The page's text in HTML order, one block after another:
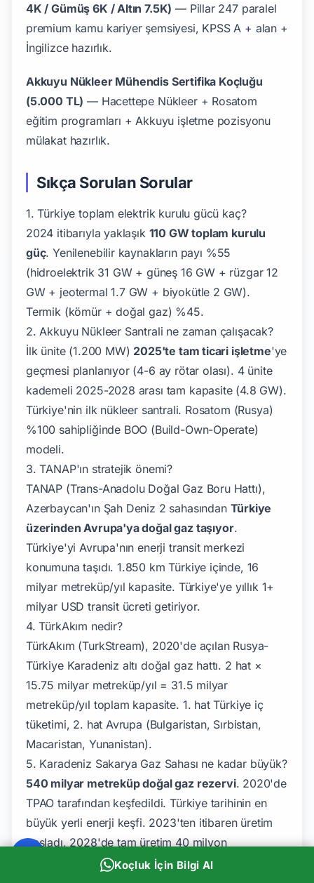
4K / Gümüş 6K / Altın 7.5K) — Pillar 247 paralel
premium kamu kariyer şemsiyesi, KPSS A + alan +
İngilizce hazırlık.
Akkuyu Nükleer Mühendis Sertifika Koçluğu
(5.000 TL) — Hacettepe Nükleer + Rosatom
eğitim programları + Akkuyu işletme pozisyonu
mülakat hazırlık.
Sıkça Sorulan Sorular
1. Türkiye toplam elektrik kurulu gücü kaç?
2024 itibarıyla yaklaşık 110 GW toplam kurulu
güç. Yenilenebilir kaynakların payı %55
(hidroelektrik 31 GW + güneş 16 GW + rüzgar 12
GW + jeotermal 1.7 GW + biyokütle 2 GW).
Termik (kömür + doğal gaz) %45.
2. Akkuyu Nükleer Santrali ne zaman çalışacak?
İlk ünite (1.200 MW) 2025'te tam ticari işletme'ye
geçmesi planlanıyor (4-6 ay rötar olası). 4 ünite
kademeli 2025-2028 arası tam kapasite (4.8 GW).
Türkiye'nin ilk nükleer santrali. Rosatom (Rusya)
%100 sahipliğinde BOO (Build-Own-Operate)
modeli.
3. TANAP'ın stratejik önemi?
TANAP (Trans-Anadolu Doğal Gaz Boru Hattı),
Azerbaycan'ın Şah Deniz 2 sahasından Türkiye
üzerinden Avrupa'ya doğal gaz taşıyor.
Türkiye'yi Avrupa'nın enerji transit merkezi
konumuna taşıdı. 1.850 km Türkiye içinde, 16
milyar metreküp/yıl kapasite. Türkiye'ye yıllık 1+
milyar USD transit ücreti getiriyor.
4. TürkAkım nedir?
TürkAkım (TurkStream), 2020'de açılan Rusya-
Türkiye Karadeniz altı doğal gaz hattı. 2 hat ×
15.75 milyar metreküp/yıl = 31.5 milyar
metreküp/yıl toplam kapasite. 1. hat Türkiye iç
tüketimi, 2. hat Avrupa (Bulgaristan, Sırbistan,
Macaristan, Yunanistan).
5. Karadeniz Sakarya Gaz Sahası ne kadar büyük?
540 milyar metreküp doğal gaz rezervi. 2020'de
TPAO tarafından keşfedildi. Türkiye tarihinin en
büyük yerli enerji keşfi. 2023'ten itibaren üretim
başladı, 2028'de tam üretim 40 milyon
metreküp/gün hedef. Türkiye'nin yıllık doğal gaz
Koçluk İçin Bilgi Al